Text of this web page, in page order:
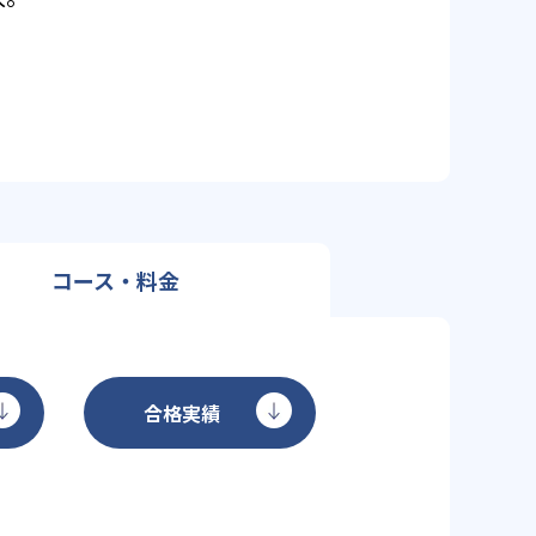
コース・料金
合格実績